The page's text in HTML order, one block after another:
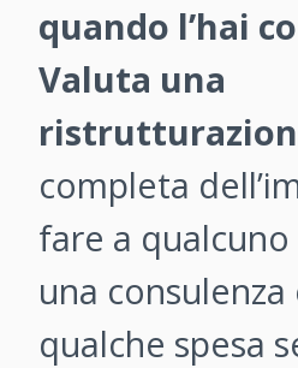
quando l’hai
Valuta una
completa
fare a
una
qualche spesa